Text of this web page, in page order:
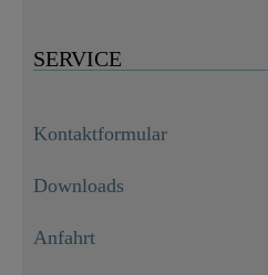
SERVICE
Kontaktformular
Downloads
Anfahrt